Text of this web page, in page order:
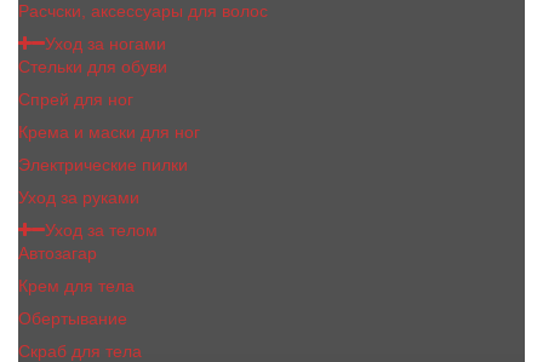
Расчски, аксессуары для волос
Уход за ногами
Стельки для обуви
Спрей для ног
Крема и маски для ног
Электрические пилки
Уход за руками
Уход за телом
Автозагар
Крем для тела
Обертывание
Скраб для тела